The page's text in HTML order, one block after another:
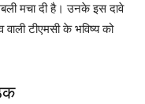
मचा दी है। उनके इस दावे
टीएमसी के भविष्य को